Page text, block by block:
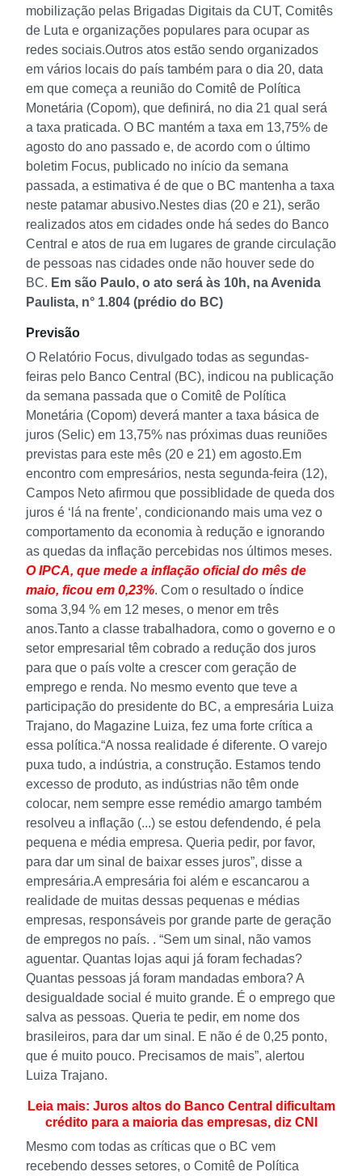
mobilização pelas Brigadas Digitais da CUT, Comitês
de Luta e organizações populares para ocupar as
redes sociais.Outros atos estão sendo organizados
em vários locais do país também para o dia 20, data
em que começa a reunião do Comitê de Política
Monetária (Copom), que definirá, no dia 21 qual será
a taxa praticada. O BC mantém a taxa em 13,75% de
agosto do ano passado e, de acordo com o último
boletim Focus, publicado no início da semana
passada, a estimativa é de que o BC mantenha a taxa
neste patamar abusivo.Nestes dias (20 e 21), serão
realizados atos em cidades onde há sedes do Banco
Central e atos de rua em lugares de grande circulação
de pessoas nas cidades onde não houver sede do
BC. Em são Paulo, o ato será às 10h, na Avenida
Paulista, n° 1.804 (prédio do BC)
Previsão
O Relatório Focus, divulgado todas as segundas-
feiras pelo Banco Central (BC), indicou na publicação
da semana passada que o Comitê de Política
Monetária (Copom) deverá manter a taxa básica de
juros (Selic) em 13,75% nas próximas duas reuniões
previstas para este mês (20 e 21) em agosto.Em
encontro com empresários, nesta segunda-feira (12),
Campos Neto afirmou que possiblidade de queda dos
juros é ‘lá na frente’, condicionando mais uma vez o
comportamento da economia à redução e ignorando
as quedas da inflação percebidas nos últimos meses.
O IPCA, que mede a inflação oficial do mês de
maio, ficou em 0,23%. Com o resultado o índice
soma 3,94 % em 12 meses, o menor em três
anos.Tanto a classe trabalhadora, como o governo e o
setor empresarial têm cobrado a redução dos juros
para que o país volte a crescer com geração de
emprego e renda. No mesmo evento que teve a
participação do presidente do BC, a empresária Luiza
Trajano, do Magazine Luiza, fez uma forte crítica a
essa política.“A nossa realidade é diferente. O varejo
puxa tudo, a indústria, a construção. Estamos tendo
excesso de produto, as indústrias não têm onde
colocar, nem sempre esse remédio amargo também
resolveu a inflação (...) se estou defendendo, é pela
pequena e média empresa. Queria pedir, por favor,
para dar um sinal de baixar esses juros”, disse a
empresária.A empresária foi além e escancarou a
realidade de muitas dessas pequenas e médias
empresas, responsáveis por grande parte de geração
de empregos no país. . “Sem um sinal, não vamos
aguentar. Quantas lojas aqui já foram fechadas?
Quantas pessoas já foram mandadas embora? A
desigualdade social é muito grande. É o emprego que
salva as pessoas. Queria te pedir, em nome dos
brasileiros, para dar um sinal. E não é de 0,25 ponto,
que é muito pouco. Precisamos de mais”, alertou
Luiza Trajano.
Leia mais: Juros altos do Banco Central dificultam
crédito para a maioria das empresas, diz CNI
Mesmo com todas as críticas que o BC vem
recebendo desses setores, o Comitê de Política